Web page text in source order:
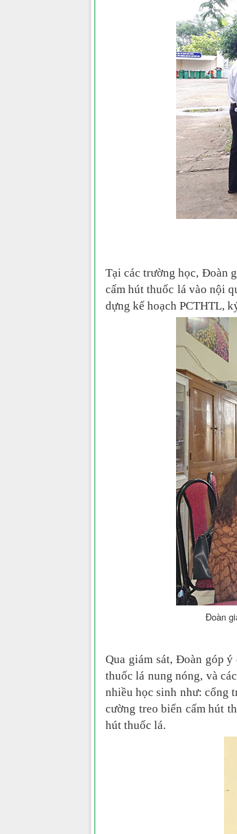
Tạicác trường học, Đoàn
cấm hút thuốc lá vào nội
dựng kế hoạch PCTHTL,
Đoàn
Qua giám sát, Đoàn góp
thuốc lá nung nóng, và
nhiều học sinh như: cổng
cường treo biển cấm hút
hút thuốc lá.